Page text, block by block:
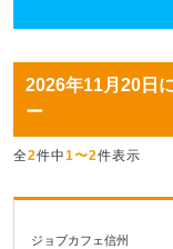
22 23
2026年11月20日
ー
全2件中1〜2件表示
ジョブカフェ信州